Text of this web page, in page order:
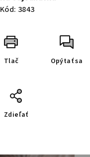
Kód: 3843
Tlač Opýtať sa
Zdieľať